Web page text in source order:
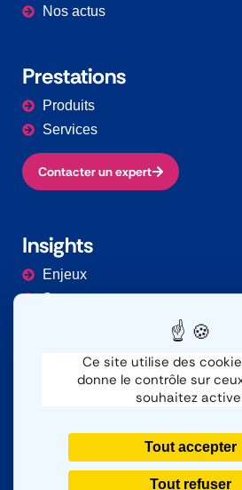
Ce site utilise des
donne le contrôle sur
souhaitez
Tout accepter
Tout refuser
Nos actus
Prestations​
Produits
Services
Contacter un expert
Insights
Enjeux
Secteurs
Contacter
SAV
Nous rejoindre